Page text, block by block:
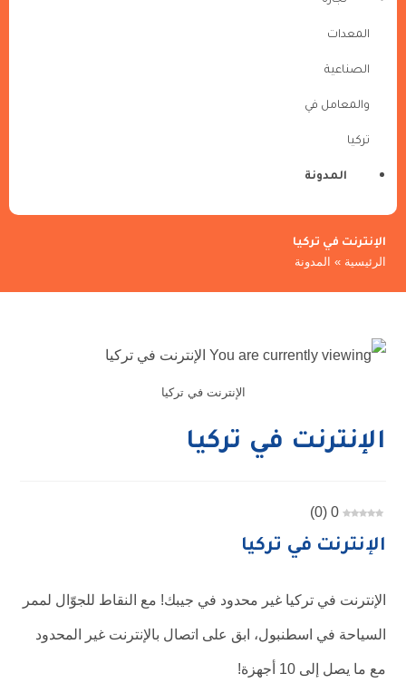
المعدات
الصناعية
والمعامل في
تركيا
المدونة
الإنترنت في تركيا
الرئيسية» المدونة
الإنترنت في تركيا
الإنترنت في تركيا
0
(
0
)
الإنترنت في تركيا
الإنترنت في تركيا غير محدود في جيبك! مع النقاط للجوّال لممر
السياحة في اسطنبول، ابق على اتصال بالإنترنت غير المحدود
مع ما يصل إلى 10 أجهزة!